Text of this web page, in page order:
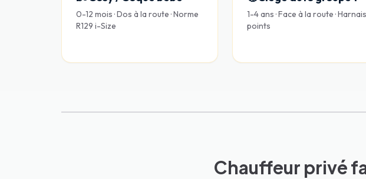
0-12 mois · Dos à la route · Norme
R129 i-Size
1-4 ans · Face à la route ·
points
Chauffeur privé